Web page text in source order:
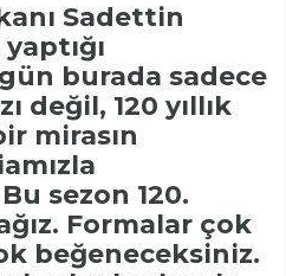
Sadettin
burada sadece
değil, 120 yıllık
mirasın
sezon 120.
Formalar çok
beğeneceksiniz.